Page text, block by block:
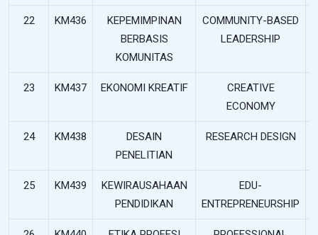
22 KM436
KEPEMIMPINAN
BERBASIS
KOMUNITAS
COMMUNITY-BASED
LEADERSHIP
23 KM437 EKONOMI KREATIF
CREATIVE
ECONOMY
24 KM438
DESAIN
PENELITIAN
RESEARCH DESIGN
25 KM439
KEWIRAUSAHAAN
PENDIDIKAN
EDU-
ENTREPRENEURSHIP